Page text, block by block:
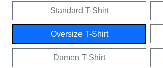
Standard T-Shirt
Oversize T-Shirt
Damen T-Shirt